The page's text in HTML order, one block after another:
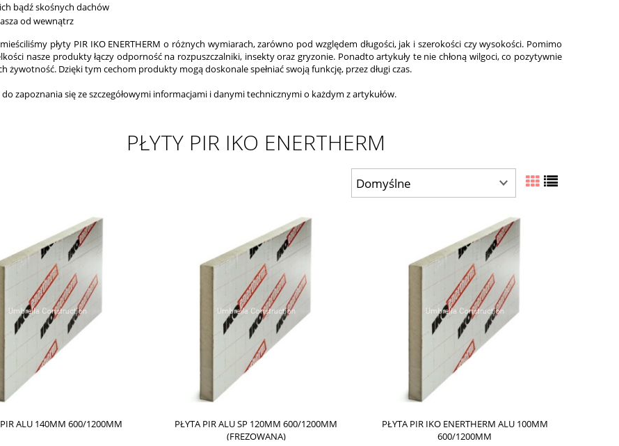
bądź skośnych dachów
od wewnątrz
płyty PIR IKO ENERTHERM o różnych wymiarach, zarówno pod względem długości, jak i szerokości czy wysokości. Pomimo
nasze produkty łączy odporność na rozpuszczalniki, insekty oraz gryzonie. Ponadto artykuły te nie chłoną wilgoci, co pozytywnie
żywotność. Dzięki tym cechom produkty mogą doskonale spełniać swoją funkcję, przez długi czas.
zapoznania się ze szczegółowymi informacjami i danymi technicznymi o każdym z artykułów.
PŁYTY PIR IKO ENERTHERM
PIR ALU 140MM 600/1200MM
PŁYTA PIR ALU SP 120MM 600/1200MM
(FREZOWANA)
PŁYTA PIR IKO ENERTHERM ALU 100MM
600/1200MM